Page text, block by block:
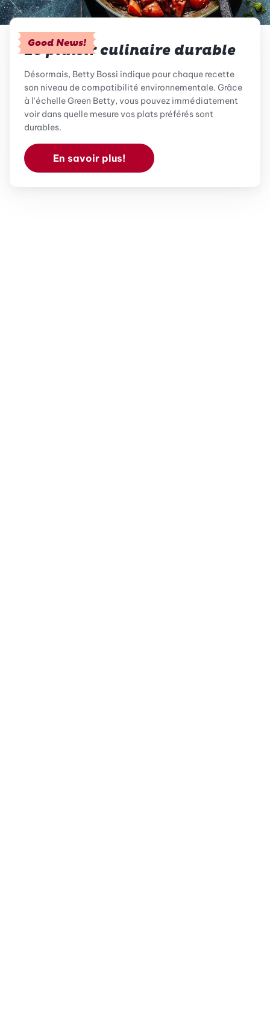
Good News!
Le plaisir culinaire durable
Désormais, Betty Bossi indique pour chaque recette
son niveau de compatibilité environnementale. Grâce
à l'échelle Green Betty, vous pouvez immédiatement
voir dans quelle mesure vos plats préférés sont
durables.
En savoir plus!